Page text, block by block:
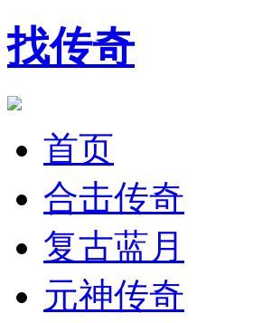
找传奇
首页
合击传奇
复古蓝月
元神传奇